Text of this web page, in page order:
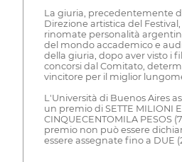
La giuria, precedentemente
Direzione artistica del
rinomate personalità
del mondo accademico e
della giuria, dopo aver visto i
concorsi dal Comitato,
vincitore per il miglior
L'Università di Buenos Aires
un premio di SETTE MILIONI E
CINQUECENTOMILA PESOS
premio non può essere
essere assegnate fino a DUE